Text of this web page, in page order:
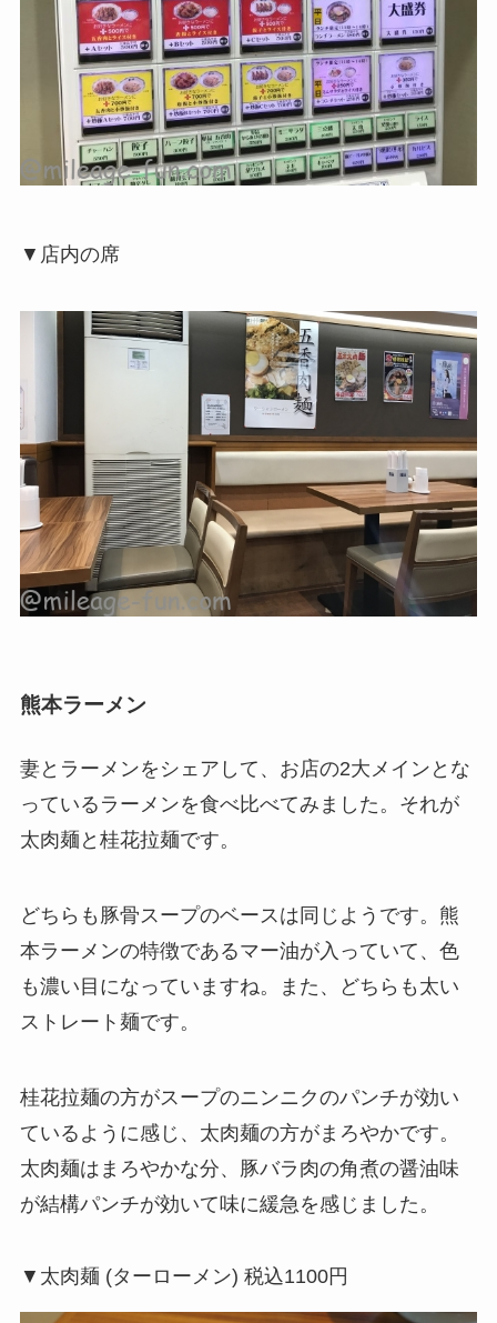
▼店内の席
熊本ラーメン
妻とラーメンをシェアして、お店の2大メインとな
っているラーメンを食べ比べてみました。それが
太肉麺と桂花拉麺です。
どちらも豚骨スープのベースは同じようです。熊
本ラーメンの特徴であるマー油が入っていて、色
も濃い目になっていますね。また、どちらも太い
ストレート麺です。
桂花拉麺の方がスープのニンニクのパンチが効い
ているように感じ、太肉麺の方がまろやかです。
太肉麺はまろやかな分、豚バラ肉の角煮の醤油味
が結構パンチが効いて味に緩急を感じました。
▼太肉麺 (ターローメン) 税込1100円